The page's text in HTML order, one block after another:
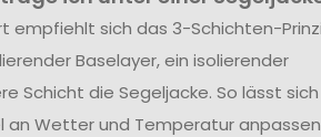
empfiehlt sich das 3-Schichten-
Baselayer, ein isolierender
Schicht die Segeljacke. So lässt sich
an Wetter und Temperatur